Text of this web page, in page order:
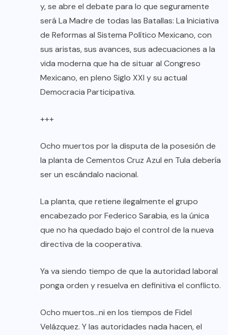
y, se abre el debate para lo que seguramente
será La Madre de todas las Batallas: La Iniciativa
de Reformas al Sistema Político Mexicano, con
sus aristas, sus avances, sus adecuaciones a la
vida moderna que ha de situar al Congreso
Mexicano, en pleno Siglo XXI y su actual
Democracia Participativa.
+++
Ocho muertos por la disputa de la posesión de
la planta de Cementos Cruz Azul en Tula debería
ser un escándalo nacional.
La planta, que retiene ilegalmente el grupo
encabezado por Federico Sarabia, es la única
que no ha quedado bajo el control de la nueva
directiva de la cooperativa.
Ya va siendo tiempo de que la autoridad laboral
ponga orden y resuelva en definitiva el conflicto.
Ocho muertos…ni en los tiempos de Fidel
Velázquez. Y las autoridades nada hacen, el